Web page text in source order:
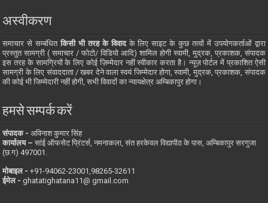
अस्वीकरण
समाचार से सम्बंधितकिसी भी तरह के विवादके लिए साइट के कुछ तत्वों में उपयोगकर्ताओं द्वारा
प्रस्तुत सामग्री ( समाचार / फोटो/ विडियो आदि) शामिल होगी स्वामी, मुद्रक, प्रकाशक, संपादक
इस तरह के सामग्रियों के लिए कोई ज़िम्मेदार नहीं स्वीकार करता है। न्यूज़ पोर्टल में प्रकाशित ऐसी
सामग्री के लिए संवाददाता / खबर देने वाला स्वयं जिम्मेदार होगा, स्वामी, मुद्रक, प्रकाशक, संपादक
की कोई भी जिम्मेदारी नहीं होगी, सभी विवादों का न्यायक्षेत्र अम्बिकापुर होगा।
हमसे सम्पर्क करें
संपादक -अविनाश कुमार सिंह
कार्यालय –सांई ऑफसेट प्रिंटर्स, नमनाकला, संत हरकेवल विद्यापीठ के पास, अम्बिकापुर सरगुजा
(छ.ग) 497001.
मोबाइल - ‪+91-94062-23001‬,98265-32611
ईमेल -ghatatighatana11@ gmail.com